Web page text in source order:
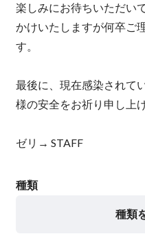
楽しみにお待ちいただい
かけいたしますが何卒ご
す。
最後に、現在感染されて
様の安全をお祈り申し上
ゼリ→ STAFF
種類
種類